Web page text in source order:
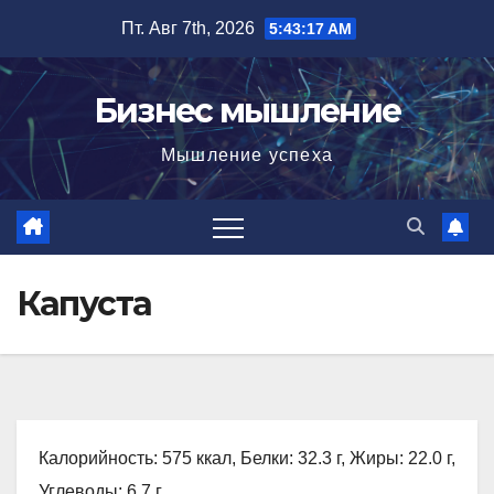
содержимому
Пт. Авг 7th, 2026 5:43:18 AM
Бизнес мышление
Мышление успеха
Капуста
Калорийность: 575 ккал, Белки: 32.3 г, Жиры: 22.0 г,